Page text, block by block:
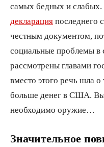
самых бедных и слабых.
декларация последнего
честным документом,
социальные проблемы в
рассмотрены главами
вместо этого речь шла
больше денег в США. Вы
необходимо оружие…
Значительное